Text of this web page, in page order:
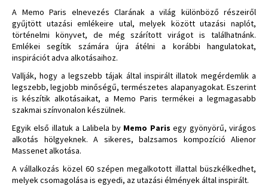
A Memo Paris elnevezés Clarának a világ különböző részeiről
gyűjtött utazási emlékeire utal, melyek között utazási naplót,
történelmi könyvet, de még szárított virágot is találhatnánk.
Emlékei segítik számára újra átélni a korábbi hangulatokat,
inspirációt adva alkotásaihoz.
Vallják, hogy a legszebb tájak által inspirált illatok megérdemlik a
legszebb, legjobb minőségű, természetes alapanyagokat. Eszerint
is készítik alkotásaikat, a Memo Paris termékei a legmagasabb
szakmai színvonalon készülnek.
Egyik első illatuk a Lalibela by Memo Paris egy gyönyörű, virágos
alkotás hölgyeknek. A sikeres, balzsamos kompozíció Alienor
Massenet alkotása.
A vállalkozás közel 60 szépen megalkotott illattal büszkélkedhet,
melyek csomagolása is egyedi, az utazási élmények által inspirált.